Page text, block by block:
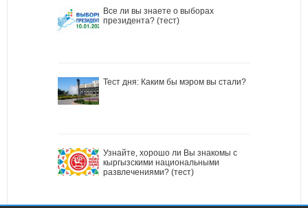
Все ли вы знаете о выборах
президента? (тест)
Тест дня: Каким бы мэром вы стали?
Узнайте, хорошо ли Вы знакомы с
кыргызскими национальными
развлечениями? (тест)